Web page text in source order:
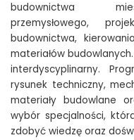
budownictwa
przemysłowego,
budownictwa,
materiałów
interdyscyplinarny.
rysunek techniczny,
materiały budowlane
wybór specjalności,
zdobyć wiedzę oraz